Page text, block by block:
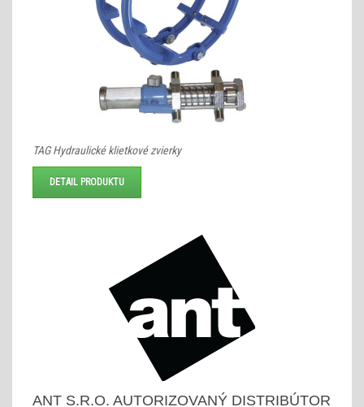
TAG Hydraulické klietkové zvierky
DETAIL PRODUKTU
ANT S.R.O. AUTORIZOVANÝ DISTRIBÚTOR